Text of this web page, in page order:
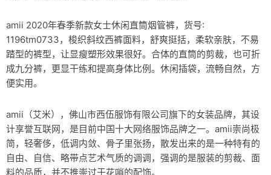
amii 2020年春季新款女士休闲直筒烟管裤，货号:
1196tm0733，梭织斜纹西裤面料，舒爽挺括，柔软亲肤，不易
踏型的裤型，让显瘦塑形效果很好。合体的直筒的剪裁，也可折
成九分裤，更显干练和提高身体比例。休闲插袋，流畅自然，方
便实用。
amii（艾米），佛山市西伍服饰有限公司旗下的女装品牌，其设
计享誉互联网，是目前中国十大网络服饰品牌之一。amii崇尚极
简，轻奢侈，低调内敛、骨子里张扬，散发出来的是一种特有的
自由、自信、略带点艺术气质的调调，强调的是服装的剪裁、面
料的品质，并不推崇过于花哨的配饰。